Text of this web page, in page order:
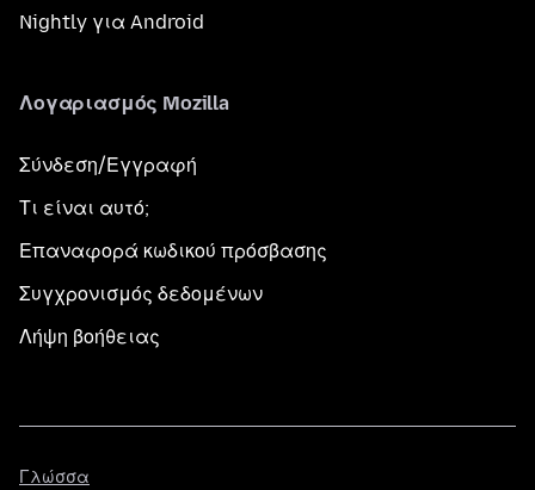
Nightly για Android
Λογαριασμός Mozilla
Σύνδεση/Εγγραφή
Τι είναι αυτό;
Επαναφορά κωδικού πρόσβασης
Συγχρονισμός δεδομένων
Λήψη βοήθειας
Γλώσσα